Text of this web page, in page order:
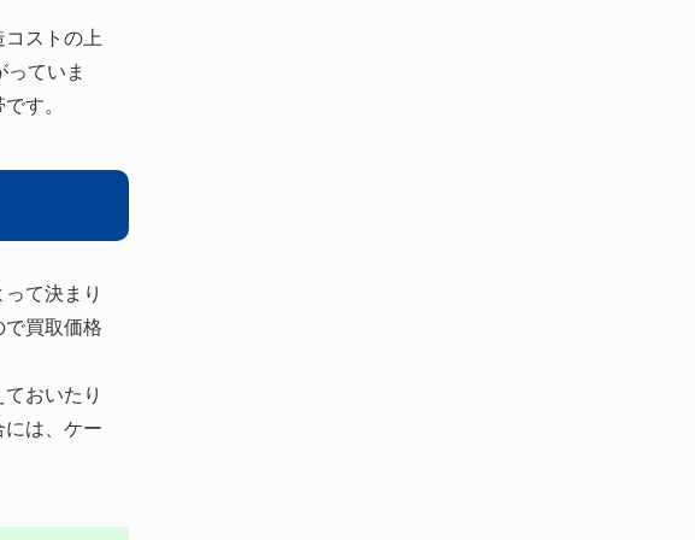
ストの上
ていま
す。
て決まり
買取価格
おいたり
は、ケー